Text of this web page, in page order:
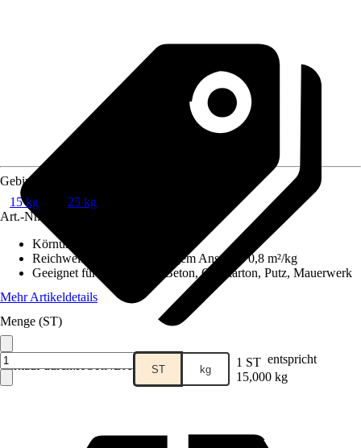
Verkauf durch:HORNBACH
Gebindegröße
15 kg
25 kg
Art.-Nr.
Körnung
Reichweite (ca.) bei einmaligem Anstrich
:0,8 m²/kg
Geeignet für Untergrund
Beton, Gipskarton, Putz, Mauerwerk
Mehr Artikeldetails
Menge (ST)
ST kg 1 ST entspricht
15,000 kg